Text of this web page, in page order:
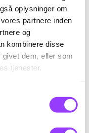
oplysninger om
partnere inden
og
kombinere disse
givet dem, eller som
tjenester.